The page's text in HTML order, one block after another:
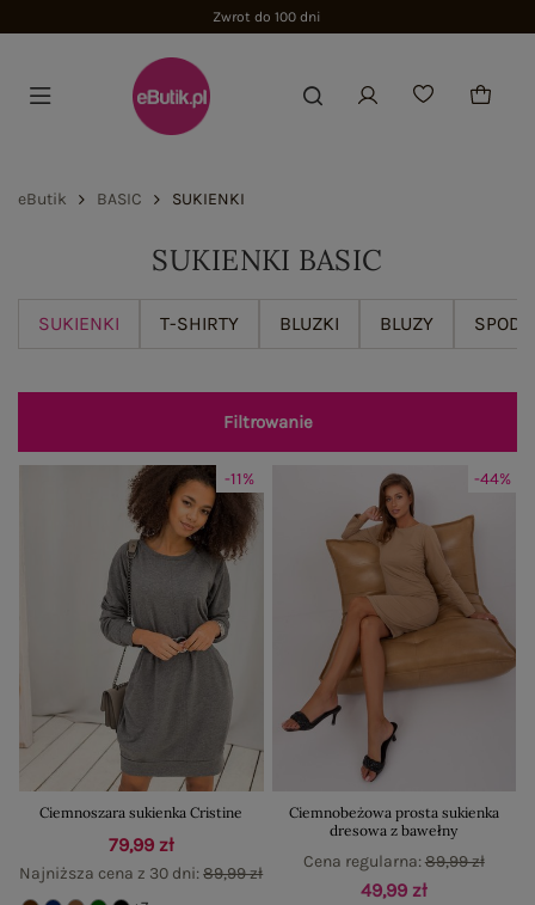
Dołącz i zyskaj -15%
eButik BASIC SUKIENKI
SUKIENKI BASIC
SUKIENKI T-SHIRTY BLUZKI BLUZY
Filtrowanie
-11%
Ciemnoszara sukienka Cristine
79,99 zł
Najniższa cena z 30 dni:89,99 zł
-44%
Ciemnobeżowa prosta sukienka
dresowa z bawełny
49,99 zł
Cena regularna:89,99 zł